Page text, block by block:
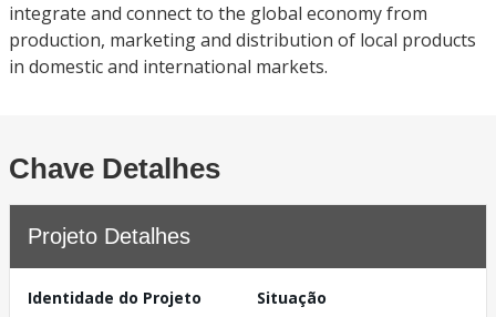
integrate and connect to the global economy from
production, marketing and distribution of local products
in domestic and international markets.
Chave Detalhes
Projeto Detalhes
Identidade do Projeto
Situação